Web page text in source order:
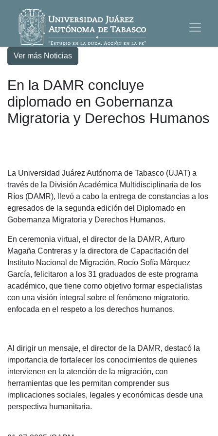
Ver más Noticias
En la DAMR concluye
diplomado en Gobernanza
Migratoria y Derechos Humanos
La Universidad Juárez Autónoma de Tabasco (UJAT) a
través de la División Académica Multidisciplinaria de los
Ríos (DAMR), llevó a cabo la entrega de constancias a los
egresados de la segunda edición del Diplomado en
Gobernanza Migratoria y Derechos Humanos.
En ceremonia virtual, el director de la DAMR, Arturo
Magaña Contreras y la directora de Capacitación del
Instituto Nacional de Migración, Rocío Sofía Márquez
García, felicitaron a los 31 graduados de este programa
académico, que tiene como objetivo formar especialistas
con una visión integral sobre el fenómeno migratorio,
enfocada en el respeto a los derechos humanos.
Al dirigir un mensaje, el director de la DAMR, destacó la
importancia de fortalecer los conocimientos de quienes
intervienen en la atención de la migración, con
herramientas que les permitan comprender sus
implicaciones sociales, legales y económicas desde una
perspectiva humanitaria.